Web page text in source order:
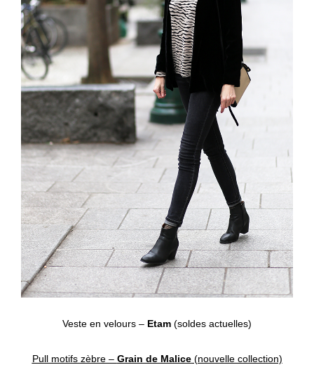
Veste en velours – Etam (soldes actuelles)
Pull motifs zèbre – Grain de Malice(nouvelle collection)